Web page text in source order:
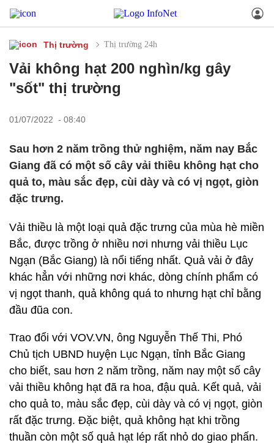
Thị trường Thị trường 24h
Vải không hạt 200 nghìn/kg gây
"sốt" thị trường
01/07/2022 - 08:40
Sau hơn 2 năm trồng thử nghiệm, năm nay Bắc
Giang đã có một số cây vải thiều không hạt cho
quả to, màu sắc đẹp, cùi dày và có vị ngọt, giòn
đặc trưng.
Vải thiều là một loại quả đặc trưng của mùa hè miền
Bắc, được trồng ở nhiều nơi nhưng vải thiều Lục
Ngạn (Bắc Giang) là nổi tiếng nhất. Quả vải ở đây
khác hẳn với những nơi khác, dòng chính phẩm có
vị ngọt thanh, quả không quá to nhưng hạt chỉ bằng
đầu đũa con.
Trao đổi với VOV.VN, ông Nguyễn Thế Thi, Phó
Chủ tịch UBND huyện Lục Ngạn, tỉnh Bắc Giang
cho biết, sau hơn 2 năm trồng, năm nay một số cây
vải thiều không hạt đã ra hoa, đậu quả. Kết quả, vải
cho quả to, màu sắc đẹp, cùi dày và có vị ngọt, giòn
rất đặc trưng. Đặc biệt, quả không hạt khi trồng
thuần còn một số quả hạt lép rất nhỏ do giao phấn.